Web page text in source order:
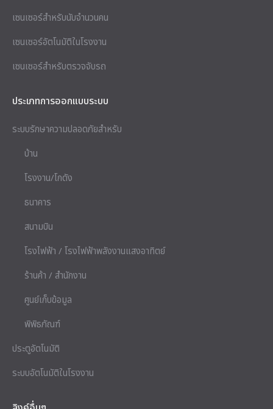
เซนเซอร์สำหรับนับจำนวนคน
เซนเซอร์อัตโนมัติในโรงงาน
เซนเซอร์สำหรับตรวจจับรถ
ประเภทการออกแบบระบบ
ระบบรักษาความปลอดภัยสำหรับ
บ้าน
โรงงาน/โกดัง
ธนาคาร
สนามบิน
โรงไฟฟ้า / โรงไฟฟ้าพลังงานแสงอาทิตย์
ร้านค้า / สำนักงาน
ศูนย์เก็บข้อมูล
พิพิธภัณฑ์
ประตูอัตโนมัติ
ระบบอัตโนมัติในโรงงาน